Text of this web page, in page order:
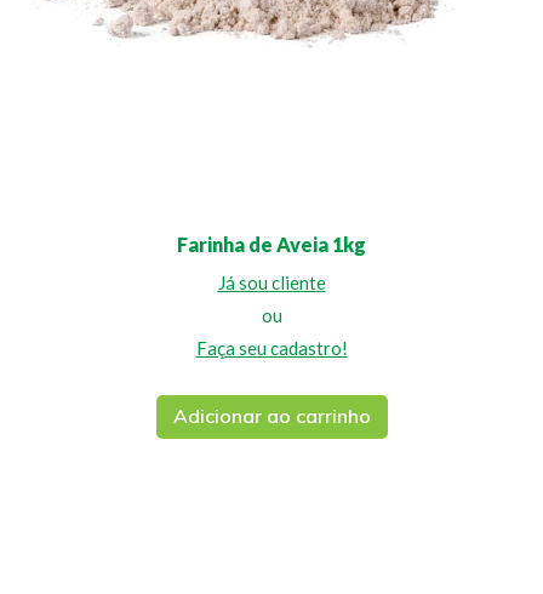
Farinha de Aveia 1kg
Já sou cliente
ou
Faça seu cadastro!
Adicionar ao carrinho